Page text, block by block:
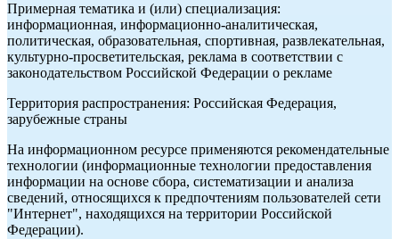
Примерная тематика и (или) специализация:
информационная, информационно-аналитическая,
политическая, образовательная, спортивная, развлекательная,
культурно-просветительская, реклама в соответствии с
законодательством Российской Федерации о рекламе
Территория распространения: Российская Федерация,
зарубежные страны
На информационном ресурсе применяются рекомендательные
технологии (информационные технологии предоставления
информации на основе сбора, систематизации и анализа
сведений, относящихся к предпочтениям пользователей сети
"Интернет", находящихся на территории Российской
Федерации).